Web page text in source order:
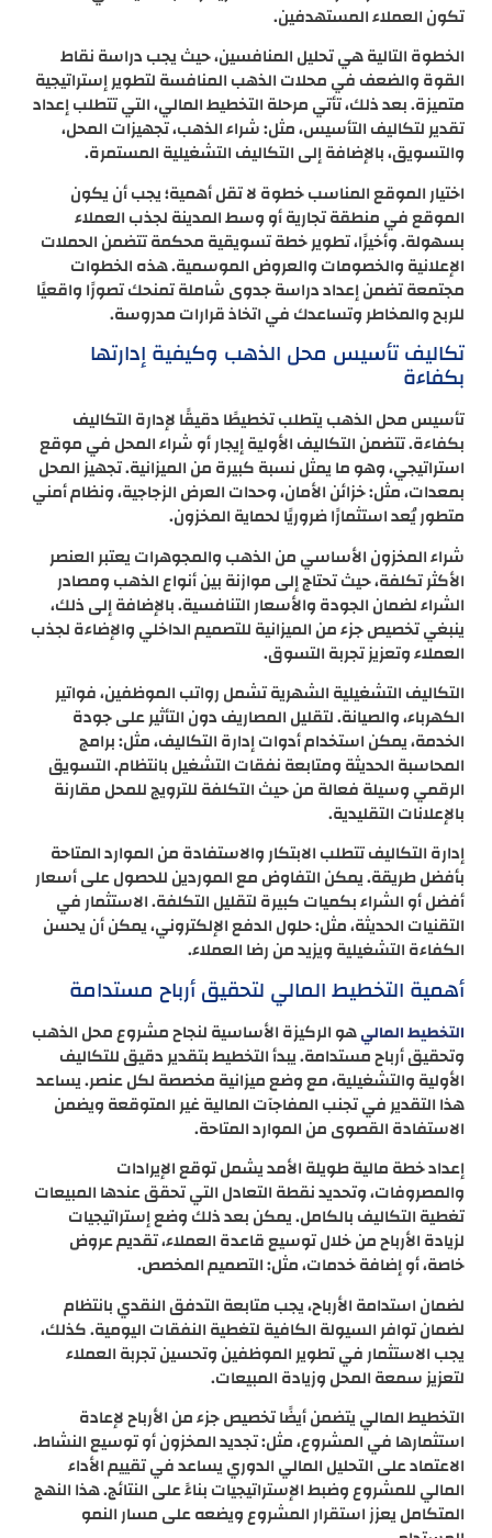
تكون العملاء المستهدفين.
الخطوة التالية هي تحليل المنافسين، حيث يجب دراسة نقاط
القوة والضعف في محلات الذهب المنافسة لتطوير إستراتيجية
متميزة. بعد ذلك، تأتي مرحلة التخطيط المالي، التي تتطلب إعداد
تقدير لتكاليف التأسيس، مثل: شراء الذهب، تجهيزات المحل،
والتسويق، بالإضافة إلى التكاليف التشغيلية المستمرة.
اختيار الموقع المناسب خطوة لا تقل أهمية؛ يجب أن يكون
الموقع في منطقة تجارية أو وسط المدينة لجذب العملاء
بسهولة. وأخيرًا، تطوير خطة تسويقية محكمة تتضمن الحملات
الإعلانية والخصومات والعروض الموسمية. هذه الخطوات
مجتمعة تضمن إعداد دراسة جدوى شاملة تمنحك تصورًا واقعيًا
للربح والمخاطر وتساعدك في اتخاذ قرارات مدروسة.
تكاليف تأسيس محل الذهب وكيفية إدارتها
بكفاءة
تأسيس محل الذهب يتطلب تخطيطًا دقيقًا لإدارة التكاليف
بكفاءة. تتضمن التكاليف الأولية إيجار أو شراء المحل في موقع
استراتيجي، وهو ما يمثل نسبة كبيرة من الميزانية. تجهيز المحل
بمعدات، مثل: خزائن الأمان، وحدات العرض الزجاجية، ونظام أمني
متطور يُعد استثمارًا ضروريًا لحماية المخزون.
شراء المخزون الأساسي من الذهب والمجوهرات يعتبر العنصر
الأكثر تكلفة، حيث تحتاج إلى موازنة بين أنواع الذهب ومصادر
الشراء لضمان الجودة والأسعار التنافسية. بالإضافة إلى ذلك،
ينبغي تخصيص جزء من الميزانية للتصميم الداخلي والإضاءة لجذب
العملاء وتعزيز تجربة التسوق.
التكاليف التشغيلية الشهرية تشمل رواتب الموظفين، فواتير
الكهرباء، والصيانة. لتقليل المصاريف دون التأثير على جودة
الخدمة، يمكن استخدام أدوات إدارة التكاليف، مثل: برامج
المحاسبة الحديثة ومتابعة نفقات التشغيل بانتظام. التسويق
الرقمي وسيلة فعالة من حيث التكلفة للترويج للمحل مقارنة
بالإعلانات التقليدية.
إدارة التكاليف تتطلب الابتكار والاستفادة من الموارد المتاحة
بأفضل طريقة. يمكن التفاوض مع الموردين للحصول على أسعار
أفضل أو الشراء بكميات كبيرة لتقليل التكلفة. الاستثمار في
التقنيات الحديثة، مثل: حلول الدفع الإلكتروني، يمكن أن يحسن
الكفاءة التشغيلية ويزيد من رضا العملاء.
أهمية التخطيط المالي لتحقيق أرباح مستدامة
التخطيط الماليهو الركيزة الأساسية لنجاح مشروع محل الذهب
وتحقيق أرباح مستدامة. يبدأ التخطيط بتقدير دقيق للتكاليف
الأولية والتشغيلية، مع وضع ميزانية مخصصة لكل عنصر. يساعد
هذا التقدير في تجنب المفاجآت المالية غير المتوقعة ويضمن
الاستفادة القصوى من الموارد المتاحة.
إعداد خطة مالية طويلة الأمد يشمل توقع الإيرادات
والمصروفات، وتحديد نقطة التعادل التي تحقق عندها المبيعات
تغطية التكاليف بالكامل. يمكن بعد ذلك وضع إستراتيجيات
لزيادة الأرباح من خلال توسيع قاعدة العملاء، تقديم عروض
خاصة، أو إضافة خدمات، مثل: التصميم المخصص.
لضمان استدامة الأرباح، يجب متابعة التدفق النقدي بانتظام
لضمان توافر السيولة الكافية لتغطية النفقات اليومية. كذلك،
يجب الاستثمار في تطوير الموظفين وتحسين تجربة العملاء
لتعزيز سمعة المحل وزيادة المبيعات.
التخطيط المالي يتضمن أيضًا تخصيص جزء من الأرباح لإعادة
استثمارها في المشروع، مثل: تجديد المخزون أو توسيع النشاط.
الاعتماد على التحليل المالي الدوري يساعد في تقييم الأداء
المالي للمشروع وضبط الإستراتيجيات بناءً على النتائج. هذا النهج
المتكامل يعزز استقرار المشروع ويضعه على مسار النمو